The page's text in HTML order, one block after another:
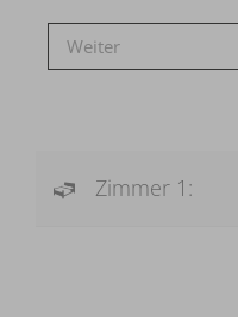
Weiter
Zimmer 1: